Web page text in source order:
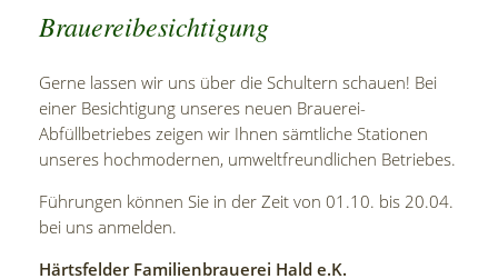
Brauereibesichtigung
Gerne lassen wir uns über die Schultern schauen! Bei
einer Besichtigung unseres neuen Brauerei-
Abfüllbetriebes zeigen wir Ihnen sämtliche Stationen
unseres hochmodernen, umweltfreundlichen Betriebes.
Führungen können Sie in der Zeit von 01.10. bis 20.04.
bei uns anmelden.
Härtsfelder Familienbrauerei Hald e.K.